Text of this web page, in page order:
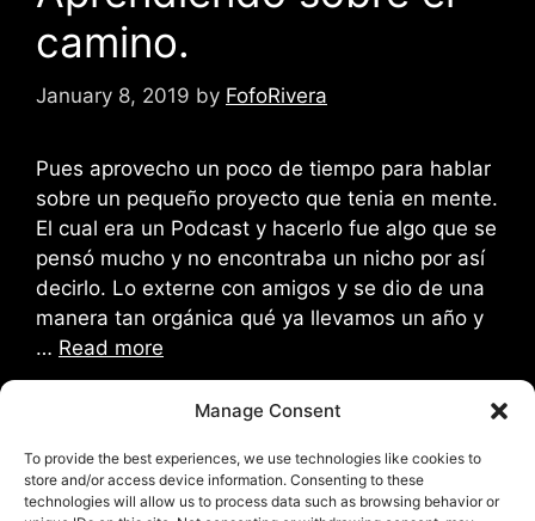
Manage Consent
To provide the best experiences, we use technologies like cookies to
store and/or access device information. Consenting to these
technologies will allow us to process data such as browsing behavior or
camino.
January 8, 2019 by FofoRivera
Pues aprovecho un poco de tiempo para hablar
sobre un pequeño proyecto que tenia en mente.
El cual era un Podcast y hacerlo fue algo que se
pensó mucho y no encontraba un nicho por así
decirlo. Lo externe con amigos y se dio de una
manera tan orgánica qué ya llevamos un año y
… Read more
Personal
Tags
Android,Comadre,el paso,iphone,juarez,
Mexico